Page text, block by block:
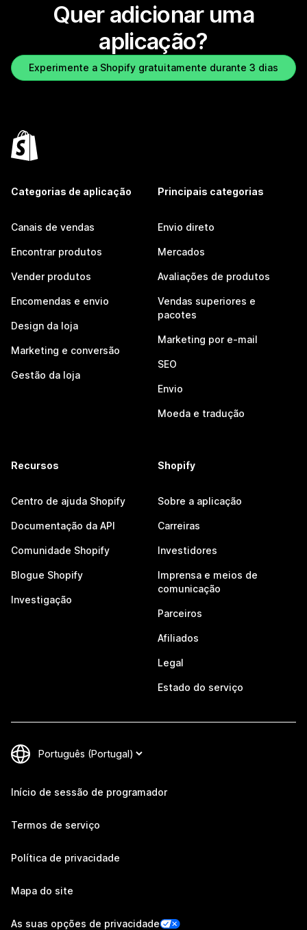
Quer adicionar uma
aplicação?
Experimente a Shopify gratuitamente durante 3 dias
Categorias de aplicação
Canais de vendas
Encontrar produtos
Vender produtos
Encomendas e envio
Design da loja
Marketing e conversão
Gestão da loja
Principais categorias
Envio direto
Mercados
Avaliações de produtos
Vendas superiores e
pacotes
Marketing por e-mail
SEO
Envio
Moeda e tradução
Recursos
Centro de ajuda Shopify
Documentação da API
Comunidade Shopify
Blogue Shopify
Investigação
Shopify
Sobre a aplicação
Carreiras
Investidores
Imprensa e meios de
comunicação
Parceiros
Afiliados
Legal
Estado do serviço
Início de sessão de programador
Termos de serviço
Política de privacidade
Mapa do site
As suas opções de privacidade